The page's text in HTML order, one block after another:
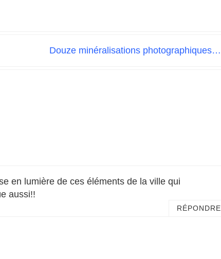
Douze minéralisations photographiques…
en lumière de ces éléments de la ville qui
aussi!!
RÉPONDRE